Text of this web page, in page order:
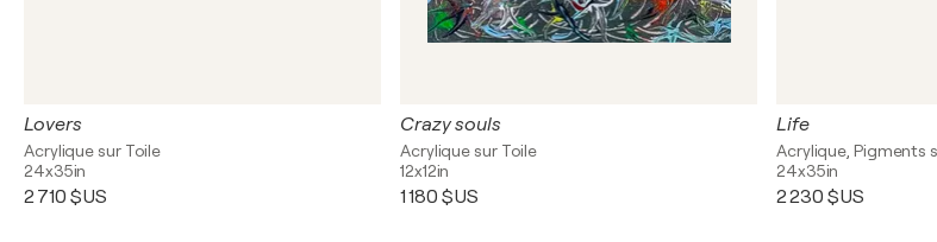
Lovers
Acrylique sur Toile
24x35in
2 710 $US
Crazy souls
Acrylique sur Toile
12x12in
1 180 $US
Life
Acrylique, Pigments
24x35in
2 230 $US